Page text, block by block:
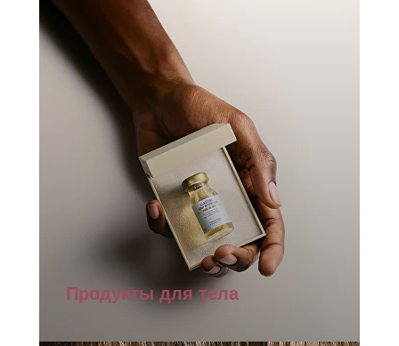
Продукты для тела